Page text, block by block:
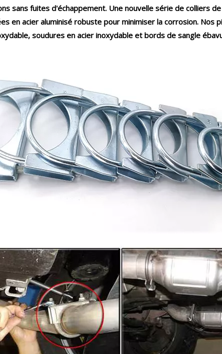
sans fuites d'échappement. Une nouvelle série de colliers
en acier aluminisé robuste pour minimiser la corrosion. Nos
soudures en acier inoxydable et bords de sangle